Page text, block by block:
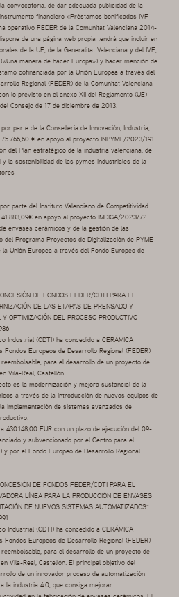
convocatoria, de dar adecuada publicidad de la
financiero «Préstamos bonificados IVF
operativo FEDER de la Comunitat Valenciana 2014-
de una página web propia tendrá que incluir en
de la UE, de la Generalitat Valenciana y del IVF,
manera de hacer Europa») y hacer mención de
cofinanciada por la Unión Europea a través del
Regional (FEDER) de la Comunitat Valenciana
lo previsto en el anexo XII del Reglamento (UE)
Consejo de 17 de diciembre de 2013.
por parte de la Conselleria de Innovación, Industria,
€ en apoyo al proyecto INPYME/2023/191
del Plan estratégico de la industria valenciana, de
la sostenibilidad de las pymes industriales de la
parte del Instituto Valenciano de Competitividad
en apoyo al proyecto IMDIGA/2023/72
envases cerámicos y de la gestión de las
del Programa Proyectos de Digitalización de PYME
la Unión Europea a través del Fondo Europeo de
DE FONDOS FEDER/CDTI PARA EL
DE LAS ETAPAS DE PRENSADO Y
OPTIMIZACIÓN DEL PROCESO PRODUCTIVO”
Industrial (CDTI) ha concedido a CERÁMICA
Fondos Europeos de Desarrollo Regional (FEDER)
para el desarrollo de un proyecto de
Vila-Real, Castellón.
es la modernización y mejora sustancial de la
a través de la introducción de nuevos equipos de
implementación de sistemas avanzados de
430.148,00 EUR con un plazo de ejecución del 09-
y subvencionado por el Centro para el
y por el Fondo Europeo de Desarrollo Regional
DE FONDOS FEDER/CDTI PARA EL
LÍNEA PARA LA PRODUCCIÓN DE ENVASES
DE NUEVOS SISTEMAS AUTOMATIZADOS”
Industrial (CDTI) ha concedido a CERÁMICA
Fondos Europeos de Desarrollo Regional (FEDER)
para el desarrollo de un proyecto de
Vila-Real, Castellón. El principal objetivo del
de un innovador proceso de automatización
la industria 4.0, que consiga mejorar